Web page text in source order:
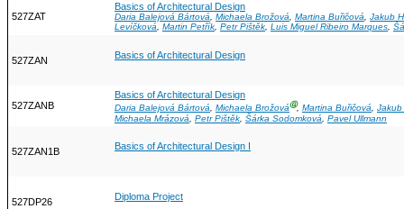
527ZAT
Basics of Architectural Design
Daria Balejová Bártová, Michaela Brožová, Martina Buřičová, Jakub
Levíčková, Martin Petřík, Petr Pištěk, Luis Miguel Ribeiro Marques,
527ZAN Basics of Architectural Design
527ZANB
Basics of Architectural Design
Daria Balejová Bártová, Michaela BrožováⒼ, Martina Buřičová, Jakub
Michaela Mrázová
Petr Pištěk Šárka Sodomková Pavel Ullmann
527ZAN1B Basics of Architectural Design I
527DP26 Diploma Project